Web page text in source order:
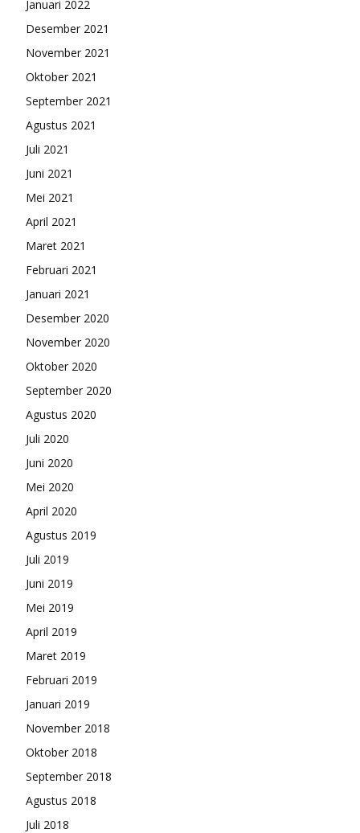
Januari 2022
Desember 2021
November 2021
Oktober 2021
September 2021
Agustus 2021
Juli 2021
Juni 2021
Mei 2021
April 2021
Maret 2021
Februari 2021
Januari 2021
Desember 2020
November 2020
Oktober 2020
September 2020
Agustus 2020
Juli 2020
Juni 2020
Mei 2020
April 2020
Agustus 2019
Juli 2019
Juni 2019
Mei 2019
April 2019
Maret 2019
Februari 2019
Januari 2019
November 2018
Oktober 2018
September 2018
Agustus 2018
Juli 2018